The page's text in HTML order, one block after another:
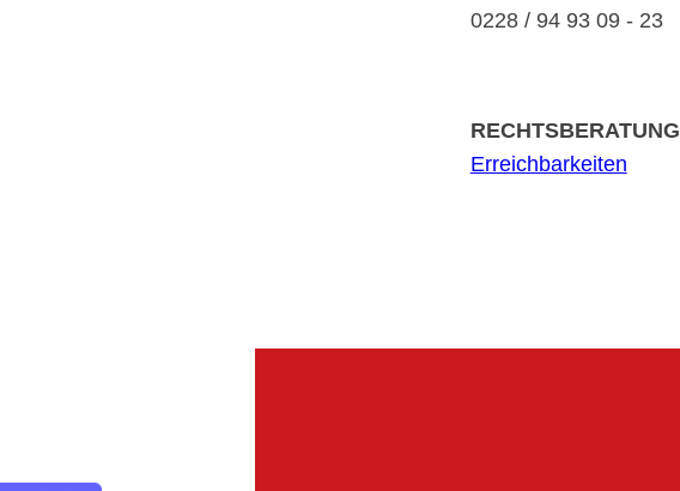
0228 / 94 93 09 - 23
RECHTSBERATUNG
Erreichbarkeiten